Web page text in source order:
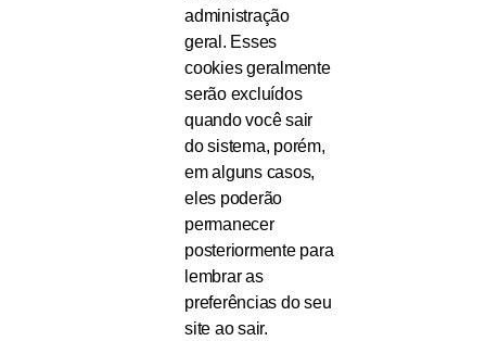
administração
geral. Esses
cookies geralmente
serão excluídos
quando você sair
do sistema, porém,
em alguns casos,
eles poderão
permanecer
posteriormente para
lembrar as
preferências do seu
site ao sair.